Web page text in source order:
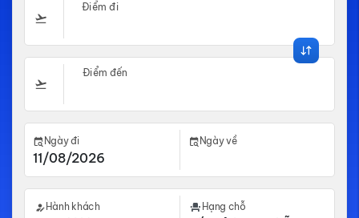
Điểm đi
Điểm đến
Ngày đi Ngày về
Hành khách Hạng chỗ